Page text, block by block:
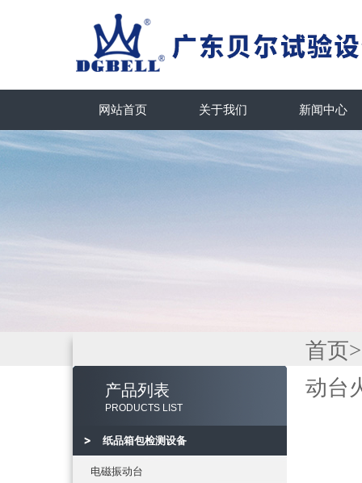
网站首页 关于我们 新闻中心
产品列表
PRODUCTS LIST
纸品箱包检测设备
电磁振动台
首页>
动台